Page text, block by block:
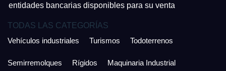
entidades bancarias disponibles para su venta
TODAS LAS CATEGORÍAS
Vehículos industriales
Turismos Todoterrenos
Semirremolques Rígidos Maquinaria Industrial